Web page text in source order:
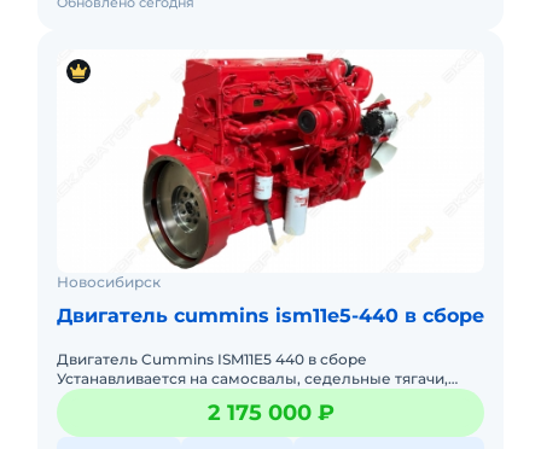
Новосибирск
Двигатель cummins ism11e5-440 в сборе
Двигатель Cummins ISM11E5 440 в сборе
Устанавливается на самосвалы, седельные тягачи,
бортовые грузовики, автобетоносмесители,
автоцистерны и другой технике ма
2 175 000 ₽